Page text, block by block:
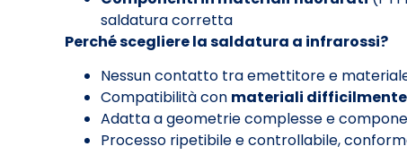
saldatura corretta
Perché scegliere la saldatura a infrarossi?
Nessun contatto tra emettitore e
Compatibilità con materiali
Adatta a geometrie complesse e
Processo ripetibile e controllabile,